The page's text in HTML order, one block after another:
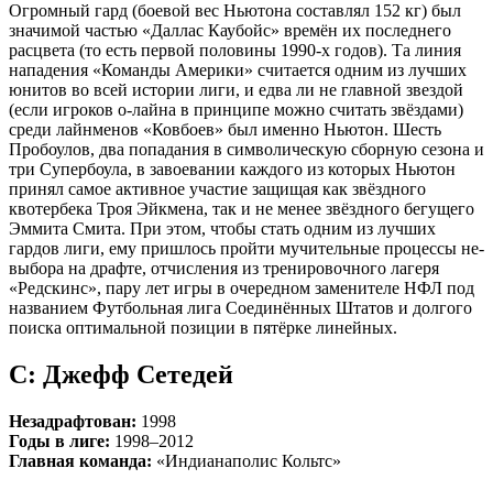
Огромный гард (боевой вес Ньютона составлял 152 кг) был
значимой частью «Даллас Каубойс» времён их последнего
расцвета (то есть первой половины 1990-х годов). Та линия
нападения «Команды Америки» считается одним из лучших
юнитов во всей истории лиги, и едва ли не главной звездой
(если игроков о-лайна в принципе можно считать звёздами)
среди лайнменов «Ковбоев» был именно Ньютон. Шесть
Пробоулов, два попадания в символическую сборную сезона и
три Супербоула, в завоевании каждого из которых Ньютон
принял самое активное участие защищая как звёздного
квотербека Троя Эйкмена, так и не менее звёздного бегущего
Эммита Смита. При этом, чтобы стать одним из лучших
гардов лиги, ему пришлось пройти мучительные процессы не-
выбора на драфте, отчисления из тренировочного лагеря
«Редскинс», пару лет игры в очередном заменителе НФЛ под
названием Футбольная лига Соединённых Штатов и долгого
поиска оптимальной позиции в пятёрке линейных.
С: Джефф Сетедей
Незадрафтован: 1998
Годы в лиге: 1998–2012
Главная команда: «Индианаполис Кольтс»